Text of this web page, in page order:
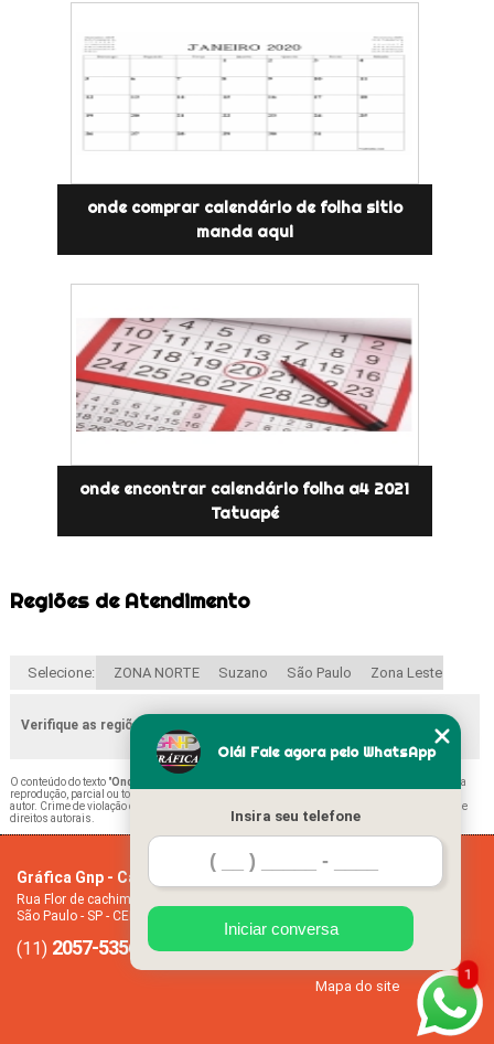
onde comprar calendário de folha sitio
manda aqui
onde encontrar calendário folha a4 2021
Tatuapé
Regiões de Atendimento
Selecione: ZONA NORTE Suzano São Paulo Zona Leste
Verifique as regiões que atendemos
O conteúdo do texto "Onde Encontrar Calendário Folha Belém
" é de direito reservado. Sua
reprodução, parcial ou total, mesmo citando nossos links, é proibida sem a autorização do
autor. Crime de violação de direito autoral – artigo 184 do Código Penal –
Lei 9610/98 - Lei de
direitos autorais
Gráfica Gnp - Cartão de visita
Rua Flor de cachimbo, 274 - Jardim Santana
São Paulo - SP - CEP: 08050-040
(11) 2057-5356 (11)94612-2445
Missão
Mapa do site
1
Olá! Fale agora pelo WhatsApp
Insira seu telefone
Iniciar conversa